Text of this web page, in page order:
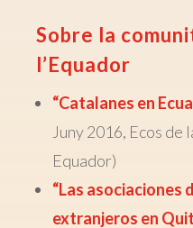
Sobre la
l’Equador
“Catalanes en
Juny 2016, Ecos de
Equador)
“Las asociaciones
extranjeros en